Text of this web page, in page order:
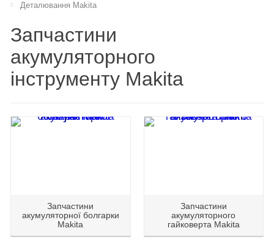
Деталювання Makita
Запчастини
акумуляторного
інструменту Makita
Запчастини
акумуляторної болгарки
Makita
Запчастини
акумуляторного
гайковерта Makita